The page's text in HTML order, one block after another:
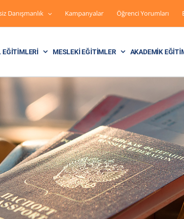
Danışmanlık Kampanyalar Öğrenci Yorumları
EĞITIMLERI MESLEKI EĞITIMLER AKADEMIK